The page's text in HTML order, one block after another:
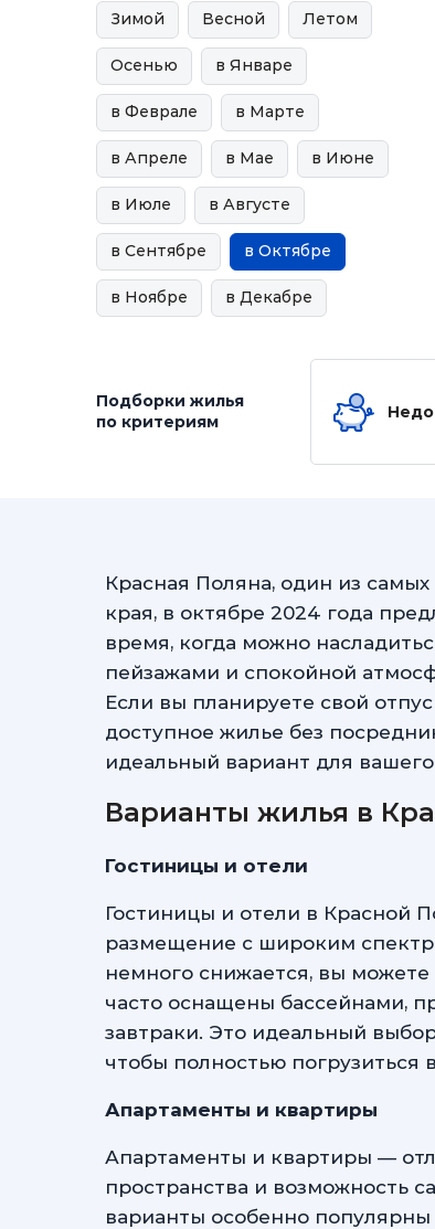
Зимой Весной Летом
Осенью в Январе
в Феврале в Марте
в Апреле в Мае в Июне
в Июле в Августе
в Сентябре в Октябре
в Ноябре в Декабре
Подборки жилья
по критериям
Красная Поляна, один из
края, в октябре 2024 года
время, когда можно
пейзажами и спокойной
Если вы планируете свой
доступное жилье без
идеальный вариант для
Варианты жилья в
Гостиницы и отели
Гостиницы и отели в Красной
размещение с широким
немного снижается, вы
часто оснащены бассейнами,
завтраки. Это идеальный
чтобы полностью погрузиться
Апартаменты и квартиры
Апартаменты и квартиры —
пространства и возможность
варианты особенно